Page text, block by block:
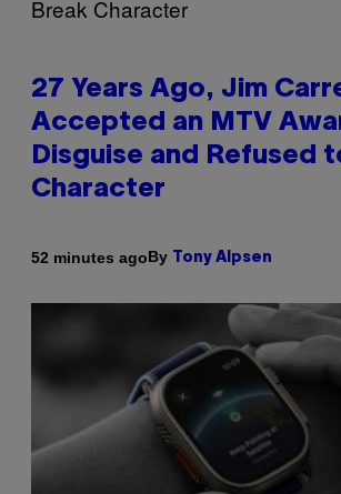
27 Years Ago, Jim
Accepted an MTV
Disguise and Refused
Character
52 minutes agoBy Tony Alpsen